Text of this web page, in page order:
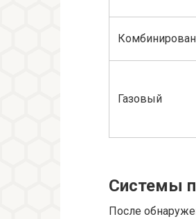
Газовый
Системы
После